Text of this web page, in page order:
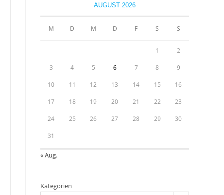
AUGUST 2026
M D M D F S S
1 2
3 4 5 6 7 8 9
10 11 12 13 14 15 16
17 18 19 20 21 22 23
24 25 26 27 28 29 30
31
« Aug.
Kategorien